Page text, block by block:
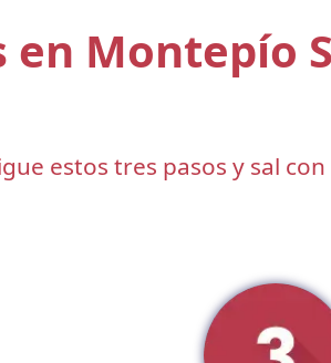
en Montepío
estos tres pasos y sal